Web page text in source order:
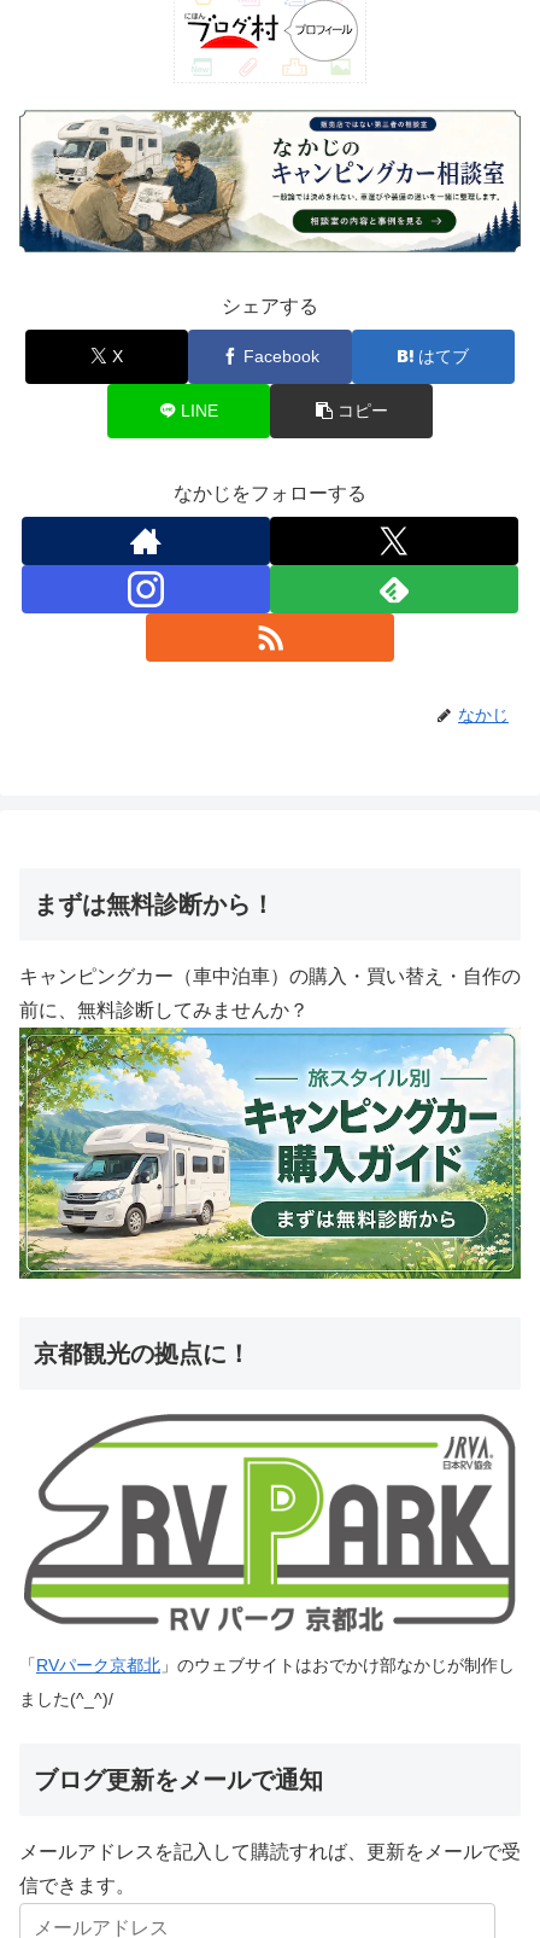
シェアする
X Facebook はてブ
LINE コピー
なかじをフォローする
なかじ
まずは無料診断から！
キャンピングカー（車中泊車）の購入・買い替え・自作の
前に、無料診断してみませんか？
京都観光の拠点に！
「RVパーク京都北 」のウェブサイトはおでかけ部なかじが制作し
ました(^_^)/
ブログ更新をメールで通知
メールアドレスを記入して購読すれば、更新をメールで受
信できます。